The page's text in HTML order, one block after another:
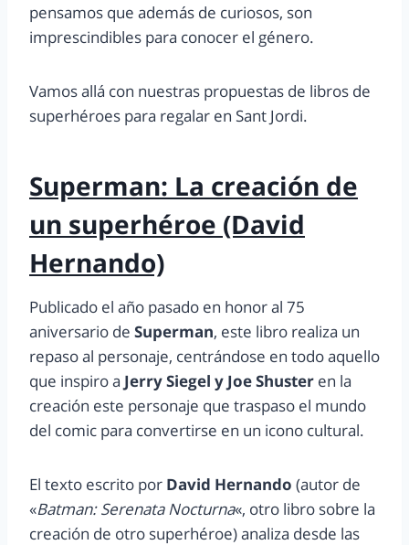
pensamos que además de curiosos, son
imprescindibles para conocer el género.
Vamos allá con nuestras propuestas de libros de
superhéroes para regalar en Sant Jordi.
Superman: La creación de
un superhéroe (David
Hernando)
Publicado el año pasado en honor al 75
aniversario de Superman, este libro realiza un
repaso al personaje, centrándose en todo aquello
que inspiro a Jerry Siegel y Joe Shuster en la
creación este personaje que traspaso el mundo
del comic para convertirse en un icono cultural.
El texto escrito por David Hernando (autor de
«Batman: Serenata Nocturna«, otro libro sobre la
creación de otro superhéroe) analiza desde las